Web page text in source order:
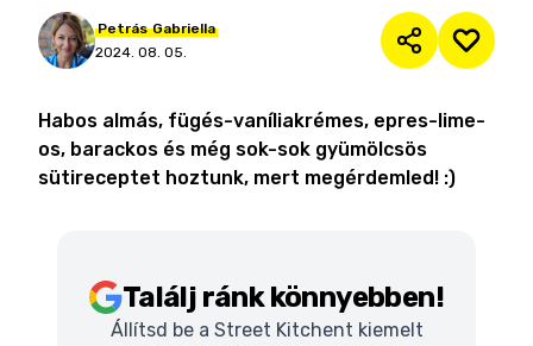
Petrás Gabriella
2024. 08. 05.
Habos almás, fügés-vaníliakrémes, epres-lime-
os, barackos és még sok-sok gyümölcsös
sütireceptet hoztunk, mert megérdemled! :)
Találj ránk könnyebben!
Állítsd be a Street Kitchent kiemelt